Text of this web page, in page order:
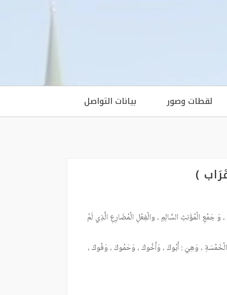
لقطات وصور بيانات التواصل
)
جَمْعِ الْمُؤَنثِ السَّالِمِ ، والْفِعْلِ الْمُضَارِعِ الَّذِي لَمْ
، وَهِيَ : أَبُوكَ ، وَأَخُوكَ ، وَحَمُوكَ ، وَفُوكَ ،